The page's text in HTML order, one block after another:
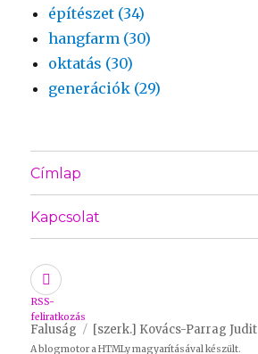
építészet (34)
hangfarm (30)
oktatás (30)
generációk (29)
Címlap
Kapcsolat
RSS-
feliratkozás
Faluság [szerk.] Kovács-Parrag Judit
A blogmotor aHTMLymagyarításával készült.